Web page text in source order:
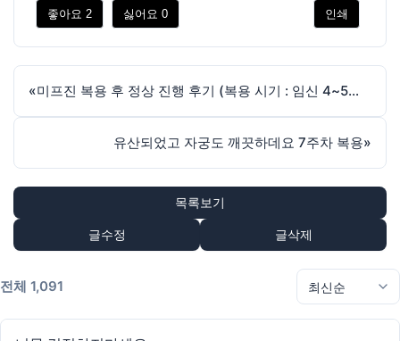
좋아요 2 싫어요 0 인쇄
« 미프진 복용 후 정상 진행 후기 (복용 시기 : 임신 4~5주 예상)
유산되었고 자궁도 깨끗하데요 7주차 복용»
목록보기
글수정 글삭제
전체 1,091